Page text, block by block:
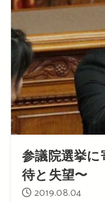
参議院選挙
待と失望〜
2019.08.04